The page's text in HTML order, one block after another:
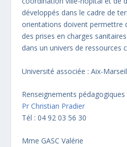
développés dans le cadre de
orientations doivent permettre
des prises en charges
dans un univers de ressources
Université associée : Aix-
Renseignements pédagogiques
Pr Christian Pradier
Tél : 04 92 03 56 30
Mme GASC Valérie